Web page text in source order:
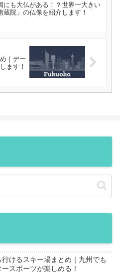
にも大仏がある！？世界一大きい
蔵院」の仏像を紹介します！
｜デー
ます！
行けるスキー場まとめ｜九州でも
スポーツが楽しめる！